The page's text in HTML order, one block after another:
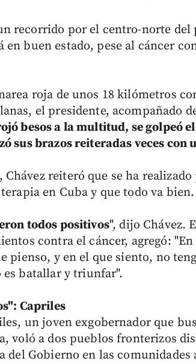
recorrido por el centro-norte
en buen estado, pese al cáncer
roja de unos 18 kilómetros
el presidente, acompañado
besos a la multitud, se golpeó
sus brazos reiteradas veces con
Chávez reiteró que se ha
en Cuba y que todo va bien.
todos positivos", dijo Chávez.
contra el cáncer, agregó:
pienso, y en el que siento, no
es batallar y triunfar".
Capriles
un joven exgobernador que
voló a dos pueblos fronterizos
del Gobierno en las comunidades